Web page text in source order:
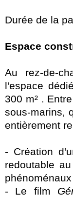
Durée de la
Espace
Au rez-de-
l'espace
300 m² .
sous-marins,
entièrement
- Création
redoutable
- Le film